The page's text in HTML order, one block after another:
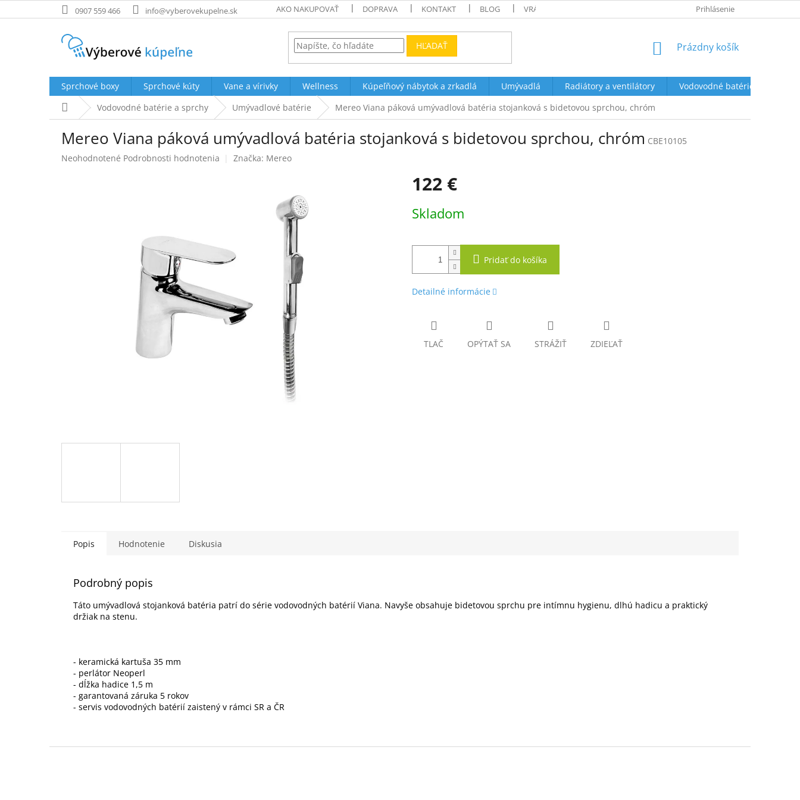
na
0907 559 466 info@vyberovekupelne.sk AKO NAKUPOVAŤ DOPRAVA KONTAKT BLOG VRÁTENIE A REKLAMÁCIE OBCHODNÉ PODMIENKY
Prihlásenie
HĽADAŤ
NÁKUPNÝ
Prázdny košík
Sprchové boxy Sprchové kúty Vane a vírivky Wellness Kúpeľňový nábytok a zrkadlá Umývadlá Radiátory a ventilátory
Vodovodné batérie a sprchy
DomovVodovodné batérie a sprchy Umývadlové batérie Mereo Viana páková umývadlová batéria stojanková s bidetovou sprchou, chróm
Mereo Viana páková umývadlová batéria stojanková s bidetovou sprchou, chróm CBE10105
Priemerné
Neohodnotené Podrobnosti hodnotenia Značka: Mereo
122 €
cena:
Skladom
Pridať do košíka
Detailné informácie
TLAČ OPÝTAŤ SA STRÁŽIŤ ZDIEĽAŤ
Popis Hodnotenie Diskusia
Podrobný popis
Táto umývadlová stojanková batéria patrí do série vodovodných batérií Viana. Navyše obsahuje bidetovou sprchu pre intímnu hygienu, dlhú hadicu a praktický
držiak na stenu.
- keramická kartuša 35 mm
- perlátor Neoperl
- dĺžka hadice 1,5 m
- garantovaná záruka 5 rokov
- servis vodovodných batérií zaistený v rámci SR a ČR